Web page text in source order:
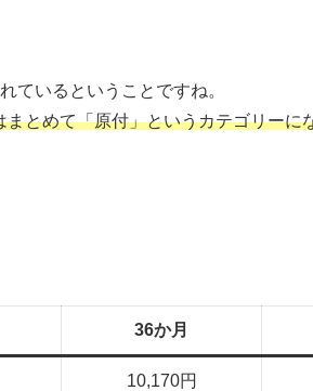
ているということですね。
とめて「原付」というカテゴリーに
36か月
10,170円